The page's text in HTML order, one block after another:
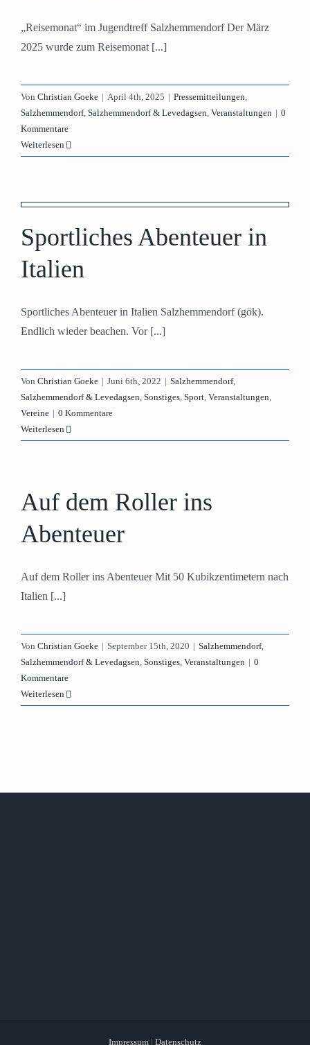
„Reisemonat“ im Jugendtreff Salzhemmendorf Der März
2025 wurde zum Reisemonat [...]
Von Christian Goeke | April 4th, 2025 | Pressemitteilungen,
Salzhemmendorf, Salzhemmendorf & Levedagsen, Veranstaltungen | 0
Kommentare
Weiterlesen
Sportliches Abenteuer in
Italien
Sportliches Abenteuer in Italien Salzhemmendorf (gök).
Endlich wieder beachen. Vor [...]
Von Christian Goeke | Juni 6th, 2022 | Salzhemmendorf,
Salzhemmendorf & Levedagsen, Sonstiges, Sport, Veranstaltungen,
Vereine | 0 Kommentare
Weiterlesen
Auf dem Roller ins
Abenteuer
Auf dem Roller ins Abenteuer Mit 50 Kubikzentimetern nach
Italien [...]
Von Christian Goeke | September 15th, 2020 | Salzhemmendorf,
Salzhemmendorf & Levedagsen, Sonstiges, Veranstaltungen | 0
Kommentare
Weiterlesen
Impressum | Datenschutz